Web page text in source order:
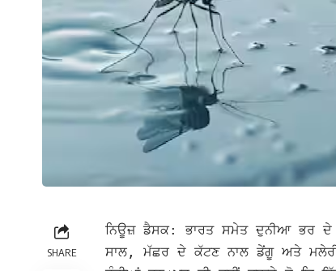
SHARE
ਨਿਊਜ਼ ਡੈਸਕ: ਭਾਰਤ ਸਮੇਤ ਦੁਨੀਆ ਭਰ ਦੇ
ਸਾਲ, ਮੱਛਰ ਦੇ ਕੱਟਣ ਨਾਲ ਡੇਂਗੂ ਅਤੇ